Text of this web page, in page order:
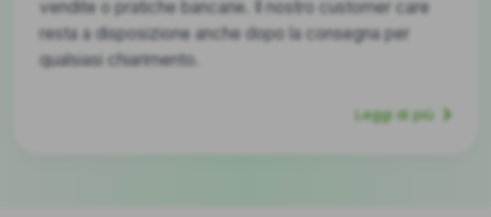
vendite o pratiche bancarie. Il nostro customer care
resta a disposizione anche dopo la consegna per
qualsiasi chiarimento.
Leggi di più